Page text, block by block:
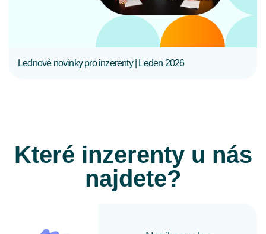
Lednové novinky pro inzerenty | Leden 2026
Které inzerenty u nás
najdete?